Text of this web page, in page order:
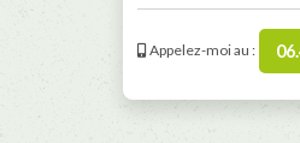
Appelez-moi au :